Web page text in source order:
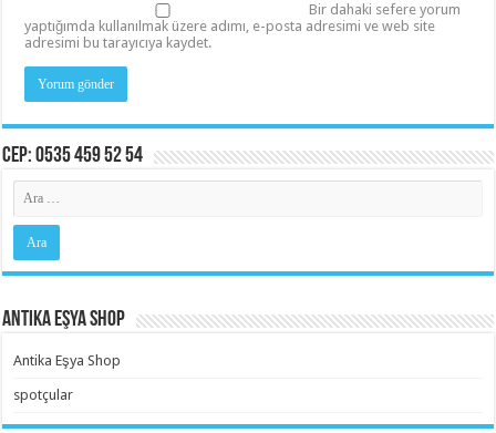
Bir dahaki sefere yorum
yaptığımda kullanılmak üzere adımı, e-posta adresimi ve web site
adresimi bu tarayıcıya kaydet.
Cep: 0535 459 52 54
Antika Eşya Shop
Antika Eşya Shop
spotçular